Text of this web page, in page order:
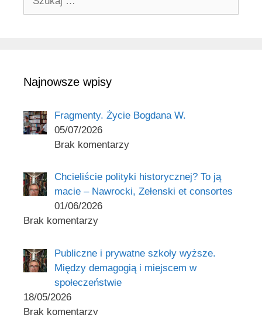
Najnowsze wpisy
Fragmenty. Życie Bogdana W.
05/07/2026
Brak komentarzy
Chcieliście polityki historycznej? To ją
macie – Nawrocki, Zełenski et consortes
01/06/2026
Brak komentarzy
Publiczne i prywatne szkoły wyższe.
Między demagogią i miejscem w
społeczeństwie
18/05/2026
Brak komentarzy